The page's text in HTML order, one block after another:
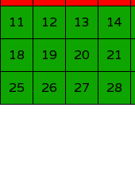
11
12 13 14
18
19 20 21
25
26 27 28